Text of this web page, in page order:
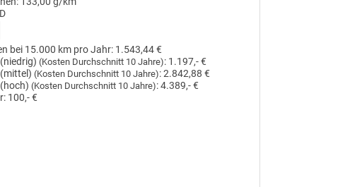
D
bei 15.000 km pro Jahr: 1.543,44 €
(Kosten Durchschnitt 10 Jahre): 1.197,- €
(Kosten Durchschnitt 10 Jahre):2.842,88 €
(Kosten Durchschnitt 10 Jahre):4.389,- €
100,- €